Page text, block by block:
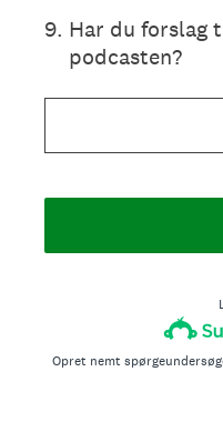
9. Har du forslag
podcasten?
Opret nemt